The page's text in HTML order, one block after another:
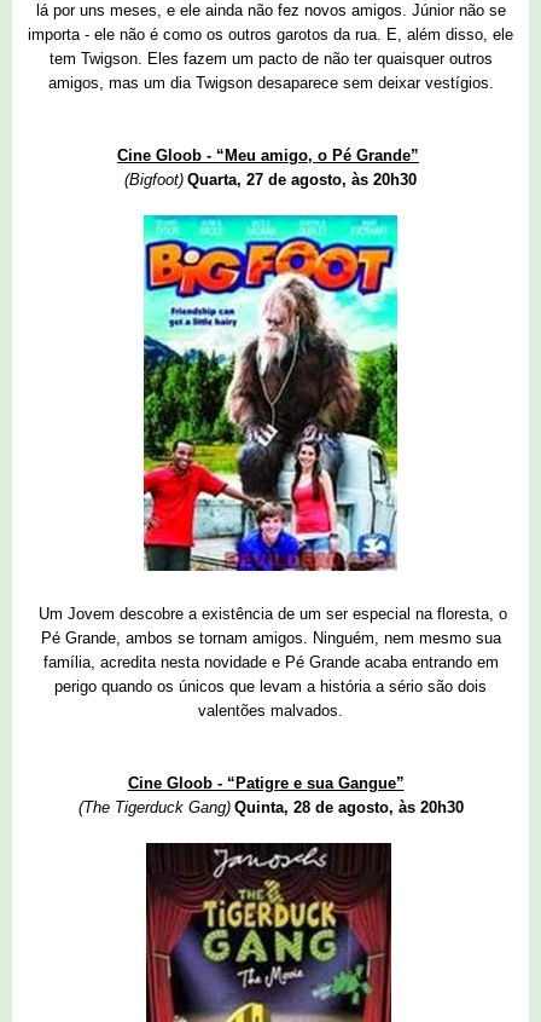
lá por uns meses, e ele ainda não fez novos amigos. Júnior não se
importa - ele não é como os outros garotos da rua. E, além disso, ele
tem Twigson. Eles fazem um pacto de não ter quaisquer outros
amigos, mas um dia Twigson desaparece sem deixar vestígios.
Cine Gloob - “Meu amigo, o Pé Grande”
(Bigfoot) Quarta, 27 de agosto, às 20h30
Um Jovem descobre a existência de um ser especial na floresta, o
Pé Grande, ambos se tornam amigos. Ninguém, nem mesmo sua
família, acredita nesta novidade e Pé Grande acaba entrando em
perigo quando os únicos que levam a história a sério são dois
valentões malvados.
Cine Gloob - “Patigre e sua Gangue”
(The Tigerduck Gang) Quinta, 28 de agosto, às 20h30